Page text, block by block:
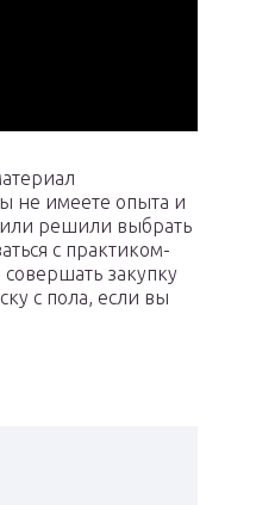
не имеете опыта и
решили выбрать
с практиком-
закупку
с пола, если вы